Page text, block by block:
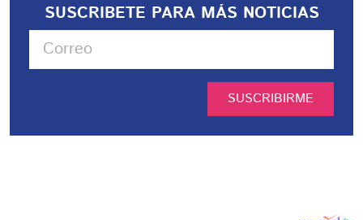
SUSCRIBETE PARA MÁS NOTICIAS
SUSCRIBIRME